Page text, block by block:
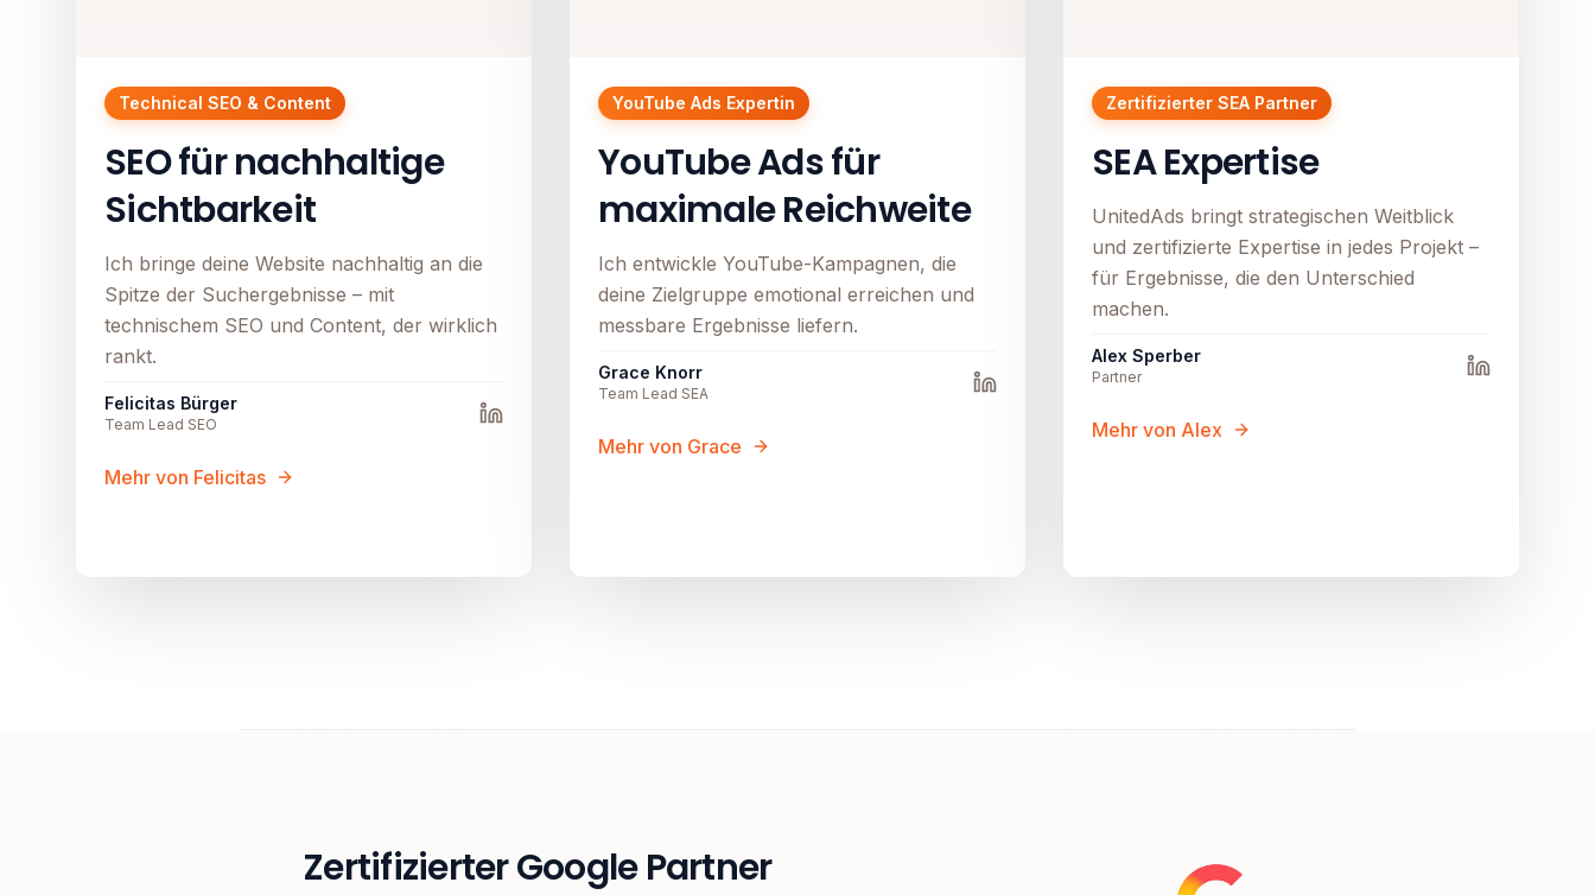
Technical SEO & Content
SEO für nachhaltige
Sichtbarkeit
Ich bringe deine Website nachhaltig an die
Spitze der Suchergebnisse – mit
technischem SEO und Content, der wirklich
rankt.
Felicitas Bürger
Team Lead SEO
Mehr von Felicitas
YouTube Ads Expertin
YouTube Ads für
maximale Reichweite
Ich entwickle YouTube-Kampagnen, die
deine Zielgruppe emotional erreichen und
messbare Ergebnisse liefern.
Grace Knorr
Team Lead SEA
Mehr von Grace
Zertifizierter SEA Partner
SEA Expertise
UnitedAds bringt strategischen Weitblick
und zertifizierte Expertise in jedes Projekt –
für Ergebnisse, die den Unterschied
machen.
Alex Sperber
Partner
Mehr von Alex
Zertifizierter Google Partner